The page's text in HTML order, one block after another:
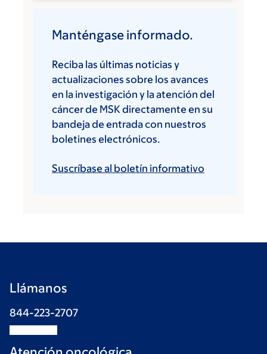
Manténgase informado.
Reciba las últimas noticias y
actualizaciones sobre los avances
en la investigación y la atención del
cáncer de MSK directamente en su
bandeja de entrada con nuestros
boletines electrónicos.
Suscríbase al boletín informativo
Llámanos
844-223-2707